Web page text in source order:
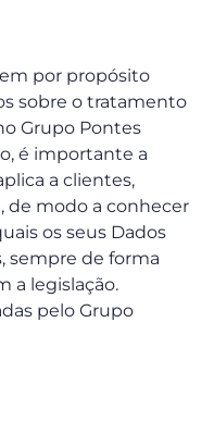
por propósito
sobre o tratamento
Grupo Pontes
é importante a
a clientes,
de modo a conhecer
os seus Dados
sempre de forma
a legislação.
pelo Grupo